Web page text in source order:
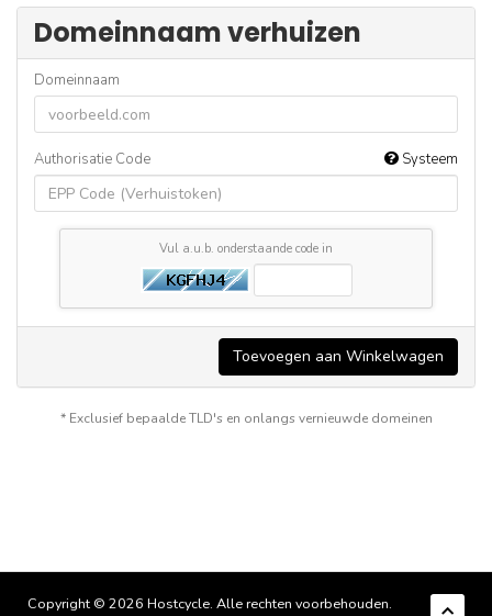
Domeinnaam verhuizen
Domeinnaam
Authorisatie Code Systeem
Vul a.u.b. onderstaande code in
Toevoegen aan Winkelwagen
* Exclusief bepaalde TLD's en onlangs vernieuwde domeinen
Copyright © 2026 Hostcycle. Alle rechten voorbehouden.